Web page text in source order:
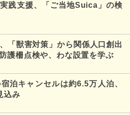
践支援、「ご当地Suica」の検
「獣害対策」から関係人口創出
護柵点検や、わな設置を学ぶ
泊キャンセルは約6.5万人泊、
込み